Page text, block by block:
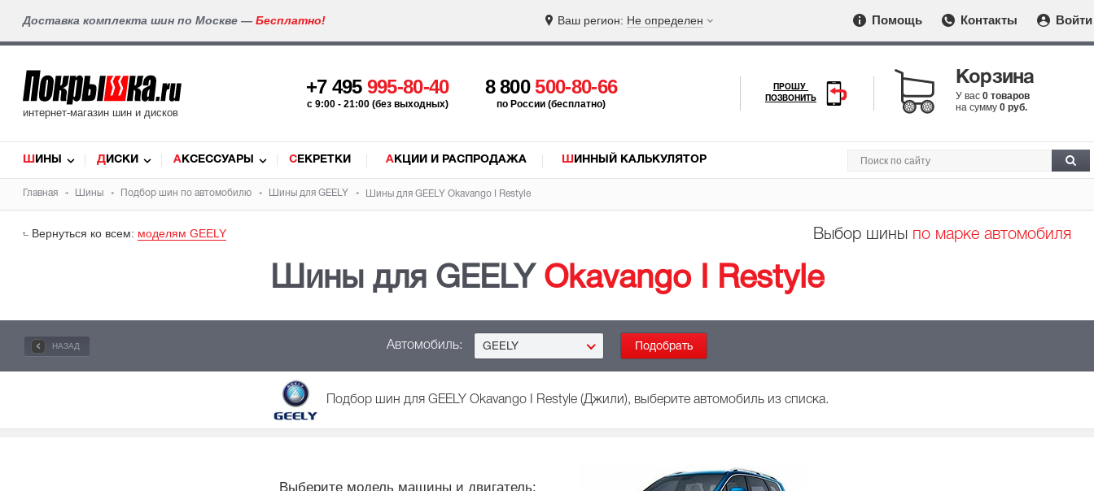
Доставка комплекта шин по Москве — Бесплатно! Ваш регион: Не определен Помощь Контакты Войти
интернет-магазин шин и дисков
+7 495 995-80-40
c 9:00 - 21:00 (без выходных)
8 800500-80-66
по России (бесплатно)
ПРОШУ
ПОЗВОНИТЬ
Корзина
У вас 0 товаров
на сумму 0 руб.
ШИНЫ ДИСКИ АКСЕССУАРЫ СЕКРЕТКИ АКЦИИ И РАСПРОДАЖА ШИННЫЙ КАЛЬКУЛЯТОР
Главная Шины Подбор шин по автомобилю Шины для GEELY Шины для GEELY Okavango I Restyle
Вернуться ко всем: моделям GEELY Выбор шины по марке автомобиля
Шины для GEELY Okavango I Restyle
НАЗАД Автомобиль: GEELY
Подбор шин для GEELY Okavango I Restyle (Джили), выберите автомобиль из списка.
Выберите модель машины и двигатель: